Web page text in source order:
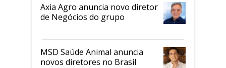
Axia Agro anuncia novo diretor
de Negócios do grupo
MSD Saúde Animal anuncia
novos diretores no Brasil